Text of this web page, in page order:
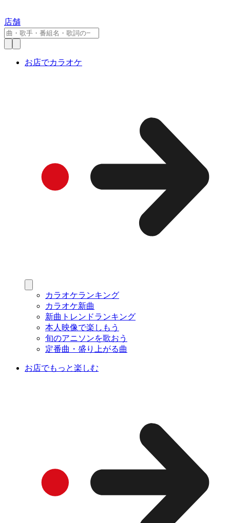
店舗
お店でカラオケ
カラオケランキング
カラオケ新曲
新曲トレンドランキング
本人映像で楽しもう
旬のアニソンを歌おう
定番曲・盛り上がる曲
お店でもっと楽しむ